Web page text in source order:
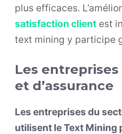
plus efficaces.
satisfaction client est
text mining y participe
Les
et d’assurance
Les entreprises du
utilisent le Text Mining